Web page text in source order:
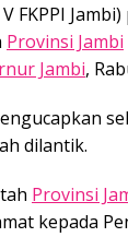
FKPPI
Provinsi Jambi
Jambi,
dilantik.
Provinsi
kepada